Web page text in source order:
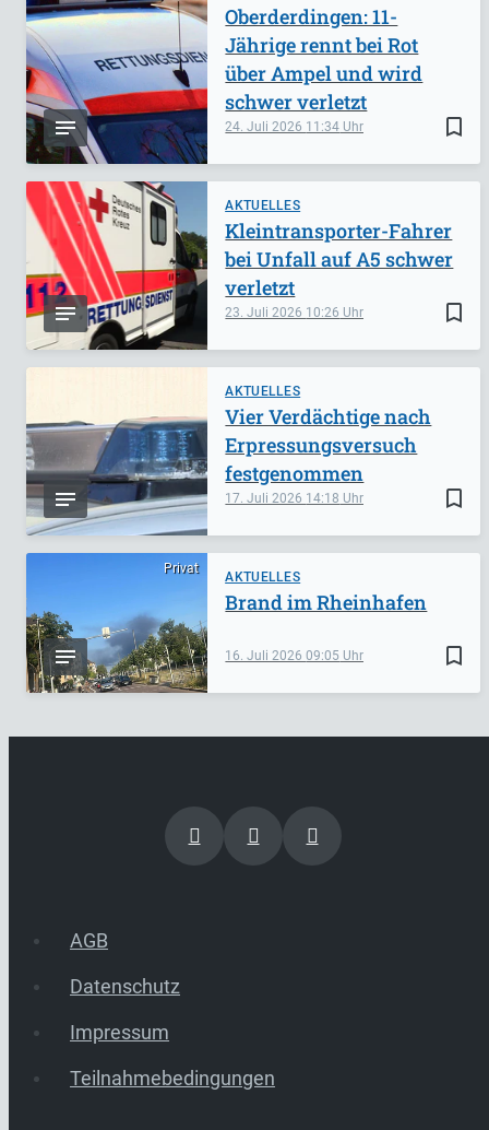
bookmark_border
24. Juli 2026 11:34
Oberderdingen: 11-
Jährige rennt bei Rot
über Ampel und wird
schwer verletzt
AKTUELLES
bookmark_border
23. Juli 2026 10:26
Kleintransporter-Fahrer
bei Unfall auf A5 schwer
verletzt
AKTUELLES
bookmark_border
17. Juli 2026 14:18
Vier Verdächtige nach
Erpressungsversuch
festgenommen
Privat
AKTUELLES
bookmark_border
16. Juli 202609:05
Brand im Rheinhafen
AGB
Datenschutz
Impressum
Teilnahmebedingungen